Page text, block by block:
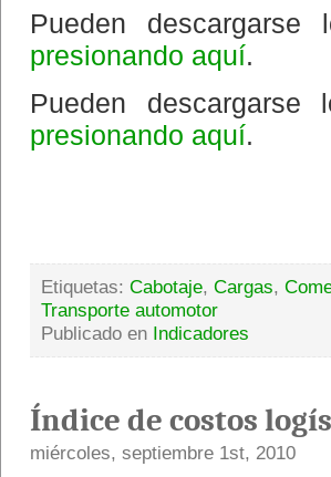
Pueden
presionando aquí.
Pueden
presionando aquí.
Etiquetas: Cabotaje, Cargas,
Transporte automotor
Publicado en Indicadores
Índice de costos
miércoles, septiembre 1st, 2010